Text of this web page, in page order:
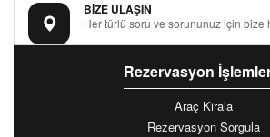
BİZE ULAŞIN
Her türlü soru ve sorununuz için
Rezervasyon
Araç Kirala
Rezervasyon Sorgula